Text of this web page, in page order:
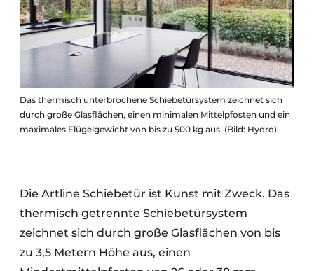
Das thermisch unterbrochene Schiebetürsystem zeichnet sich
durch große Glasflächen, einen minimalen Mittelpfosten und ein
maximales Flügelgewicht von bis zu 500 kg aus. (Bild: Hydro)
Die Artline Schiebetür ist Kunst mit Zweck. Das
thermisch getrennte Schiebetürsystem
zeichnet sich durch große Glasflächen von bis
zu 3,5 Metern Höhe aus, einen